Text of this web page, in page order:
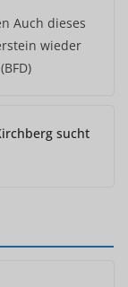
Auch dieses
wieder
sucht